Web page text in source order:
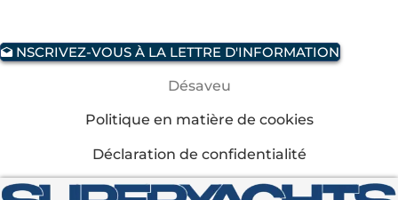
NSCRIVEZ-VOUS À LA LETTRE D'INFORMATION
Désaveu
Politique en matière de cookies
Déclaration de confidentialité